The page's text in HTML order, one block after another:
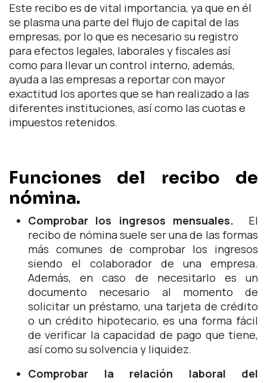
Este recibo es de vital importancia, ya que en él
se plasma una parte del flujo de capital de las
empresas, por lo que es necesario su registro
para efectos legales, laborales y fiscales así
como para llevar un control interno, además,
ayuda a las empresas a reportar con mayor
exactitud los aportes que se han realizado a las
diferentes instituciones, así como las cuotas e
impuestos retenidos.
Funciones del recibo de
nómina.
Comprobar los ingresos mensuales. El
recibo de nómina suele ser una de las formas
más comunes de comprobar los ingresos
siendo el colaborador de una empresa.
Además, en caso de necesitarlo es un
documento necesario al momento de
solicitar un préstamo, una tarjeta de crédito
o un crédito hipotecario, es una forma fácil
de verificar la capacidad de pago que tiene,
así como su solvencia y liquidez.
Comprobar la relación laboral del